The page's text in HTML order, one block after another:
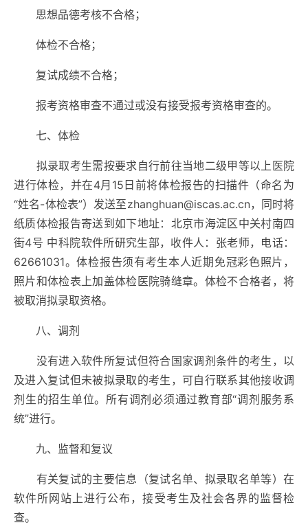
思想品德考核不合格；
体检不合格；
复试成绩不合格；
报考资格审查不通过或没有接受报考资格审查的。
七、体检
拟录取考生需按要求自行前往当地二级甲等以上医院
进行体检，并在4月15日前将体检报告的扫描件（命名为
“姓名-体检表”）发送至zhanghuan@iscas.ac.cn，同时将
纸质体检报告寄送到如下地址：北京市海淀区中关村南四
街4号 中科院软件所研究生部，收件人：张老师，电话：
62661031。体检报告须有考生本人近期免冠彩色照片，
照片和体检表上加盖体检医院骑缝章。体检不合格者，将
被取消拟录取资格。
八、调剂
没有进入软件所复试但符合国家调剂条件的考生，以
及进入复试但未被拟录取的考生，可自行联系其他接收调
剂生的招生单位。所有调剂必须通过教育部“调剂服务系
统”进行。
九、监督和复议
有关复试的主要信息（复试名单、拟录取名单等）在
软件所网站上进行公布，接受考生及社会各界的监督检
查。